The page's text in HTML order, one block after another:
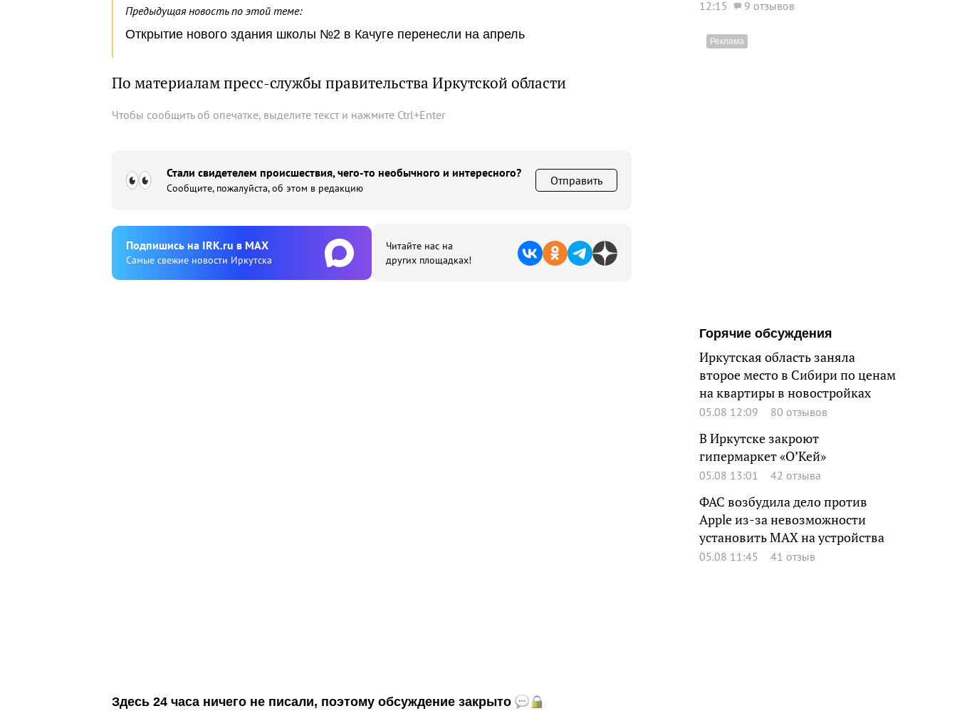
Предыдущая новость по этой теме:
Открытие нового здания школы №2 в Качуге перенесли на апрель
По материалам пресс-службы правительства Иркутской области
Чтобы сообщить об опечатке, выделите текст и нажмите Ctrl+Enter
Стали свидетелем происшествия, чего-то необычного и интересного?
Сообщите, пожалуйста, об этом в редакцию
Отправить
Подпишиcь на IRK.ru в MAX
Cамые свежие новости Иркутска
Читайте нас на
других площадках!
Здесь 24 часа ничего не писали, поэтому обсуждение закрыто
12:15 9 отзывов
Горячие обсуждения
Иркутская область заняла
второе место в Сибири по ценам
на квартиры в новостройках
05.08 12:09 80 отзывов
В Иркутске закроют
гипермаркет «О’Кей»
05.08 13:01 42 отзыва
ФАС возбудила дело против
Apple из-за невозможности
установить MAX на устройства
05.08 11:45 41 отзыв